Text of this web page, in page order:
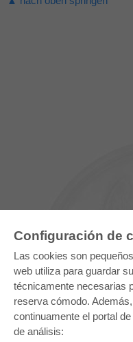
Configuración de
Las cookies son
web utiliza para guardar
técnicamente necesarias
reserva cómodo.
continuamente el portal
de análisis:
E-COLLECTION
Paquete entero
Paquete de especialidades
Pick & Choose